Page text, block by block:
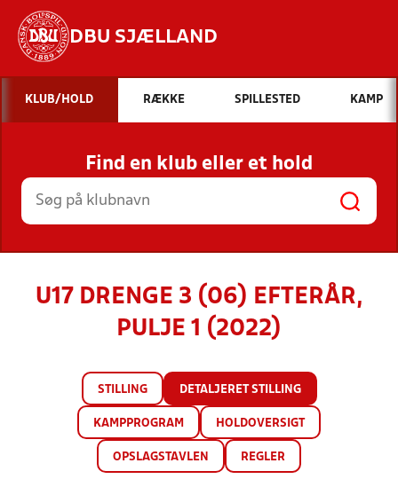
DBU SJÆLLAND
Hvad vil du søge efter?
INDHOLD OG NYHEDER
STILLINGER, RESULTATER, KLUBBER OG
HOLD
KLUB/HOLD RÆKKE SPILLESTED KAMP
Find en klub eller et hold
U17 DRENGE 3 (06) EFTERÅR,
PULJE 1 (2022)
STILLING DETALJERET STILLING
KAMPPROGRAM HOLDOVERSIGT
OPSLAGSTAVLEN REGLER